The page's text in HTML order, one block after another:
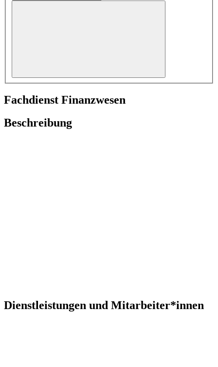
Fachdienst Finanzwesen
Beschreibung
Dienstleistungen und Mitarbeiter*innen